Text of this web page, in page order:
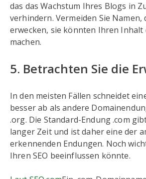
das das Wachstum Ihres Blogs in
verhindern. Vermeiden Sie Namen,
erwecken, sie könnten Ihren Inhalt
machen.
5. Betrachten Sie die
In den meisten Fällen schneidet
besser ab als andere
.org. Die Standard-Endung .com
langer Zeit und ist daher eine der
erkennenden Endungen. Noch
Ihren SEO beeinflussen könnte.